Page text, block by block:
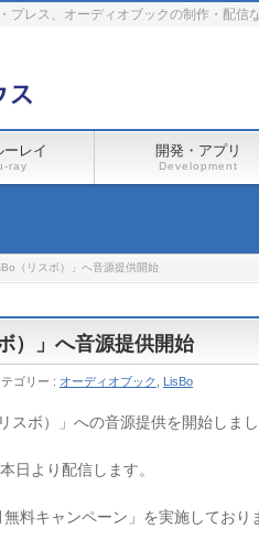
プレス、オーディオブックの制作・配信
ーレイ
ray
開発・アプリ
Development
（リスボ）」へ音源提供開始
）」へ音源提供開始
ゴリー : オーディオブック LisBo
スボ）」への音源提供を開始しまし
日より配信します。
料キャンペーン」を実施しており